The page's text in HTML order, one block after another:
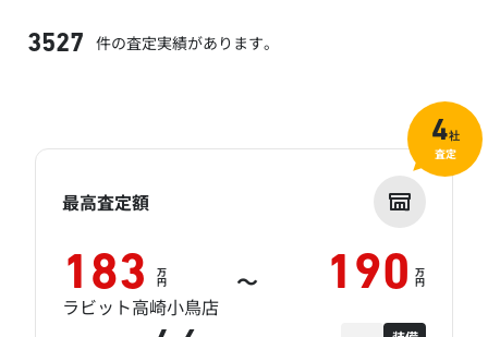
3527 件の査定実績があります。
最高査定額
183 万
円 ～ 190 万
円
ラビット高崎小鳥店
4社
査定